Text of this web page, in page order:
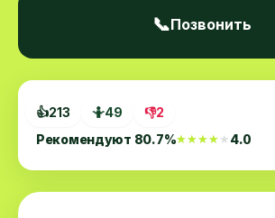
👍213 🤷49 👎2
Рекомендуют 80.7%★★★★★
★★★★★4.0
📞Позвонить